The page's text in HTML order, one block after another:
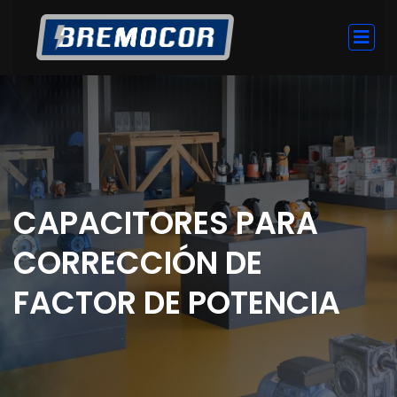
CAPACITORES PARA
CORRECCIÓN DE
FACTOR DE POTENCIA